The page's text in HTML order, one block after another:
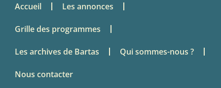
Accueil Les annonces
Grille des programmes
Les archives de Bartas Qui sommes-nous ?
Nous contacter